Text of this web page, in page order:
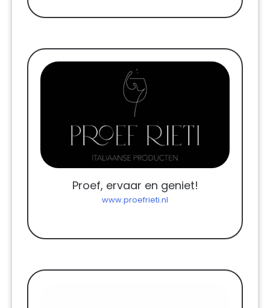
Proef, ervaar en geniet!
www.proefrieti.nl